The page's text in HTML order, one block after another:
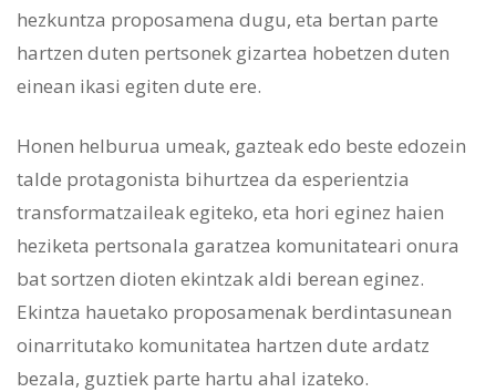
hezkuntza proposamena dugu, eta bertan parte
hartzen duten pertsonek gizartea hobetzen duten
einean ikasi egiten dute ere.
Honen helburua umeak, gazteak edo beste edozein
talde protagonista bihurtzea da esperientzia
transformatzaileak egiteko, eta hori eginez haien
heziketa pertsonala garatzea komunitateari onura
bat sortzen dioten ekintzak aldi berean eginez.
Ekintza hauetako proposamenak berdintasunean
oinarritutako komunitatea hartzen dute ardatz
bezala, guztiek parte hartu ahal izateko.